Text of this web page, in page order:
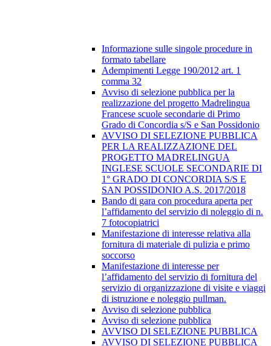
Informazione sulle singole procedure in
formato tabellare
Adempimenti Legge 190/2012 art. 1
comma 32
Avviso di selezione pubblica per la
realizzazione del progetto Madrelingua
Francese scuole secondarie di Primo
Grado di Concordia s/S e San Possidonio
AVVISO DI SELEZIONE PUBBLICA
PER LA REALIZZAZIONE DEL
PROGETTO MADRELINGUA
INGLESE SCUOLE SECONDARIE DI
1° GRADO DI CONCORDIA S/S E
SAN POSSIDONIO A.S. 2017/2018
Bando di gara con procedura aperta per
l’affidamento del servizio di noleggio di n.
7 fotocopiatrici
Manifestazione di interesse relativa alla
fornitura di materiale di pulizia e primo
soccorso
Manifestazione di interesse per
l’affidamento del servizio di fornitura del
servizio di organizzazione di visite e viaggi
di istruzione e noleggio pullman.
Avviso di selezione pubblica
Avviso di selezione pubblica
AVVISO DI SELEZIONE PUBBLICA
AVVISO DI SELEZIONE PUBBLICA